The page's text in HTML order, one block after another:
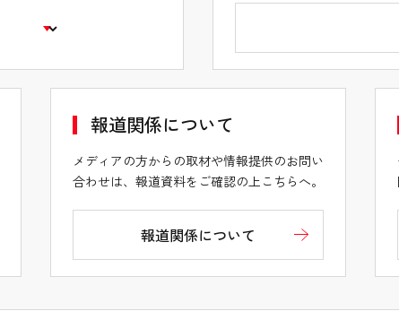
報道関係について
メディアの方からの取材や情報提供のお問い
合わせは、報道資料をご確認の上こちらへ。
報道関係について